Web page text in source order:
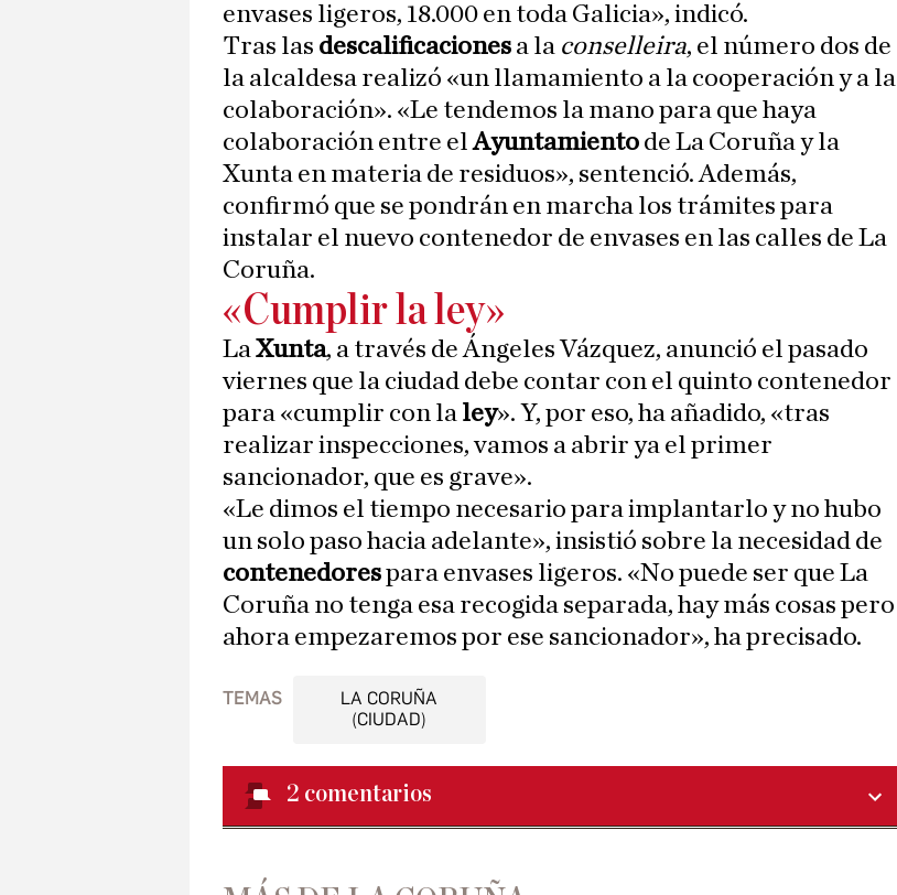
envases ligeros, 18.000 en toda Galicia», indicó.
Tras las descalificaciones a la conselleira, el número dos de
la alcaldesa realizó «un llamamiento a la cooperación y a la
colaboración». «Le tendemos la mano para que haya
colaboración entre elAyuntamiento de La Coruña y la
Xunta en materia de residuos», sentenció. Además,
confirmó que se pondrán en marcha los trámites para
instalar el nuevo contenedor de envases en las calles de La
Coruña.
«Cumplir la ley»
LaXunta, a través de Ángeles Vázquez, anunció el pasado
viernes que la ciudad debe contar con el quinto contenedor
para «cumplir con la ley». Y, por eso, ha añadido, «tras
realizar inspecciones, vamos a abrir ya el primer
sancionador, que es grave».
«Le dimos el tiempo necesario para implantarlo y no hubo
un solo paso hacia adelante», insistió sobre la necesidad de
contenedorespara envases ligeros. «No puede ser que La
Coruña no tenga esa recogida separada, hay más cosas pero
ahora empezaremos por ese sancionador», ha precisado.
TEMAS
LA CORUÑA
(CIUDAD)
2 comentarios